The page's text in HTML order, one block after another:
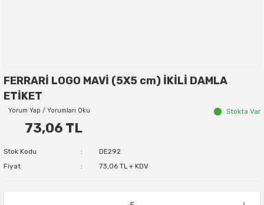
FERRARİ LOGO MAVİ (5X5 cm) İKİLİ DAMLA
ETİKET
Yorum Yap / Yorumları Oku Stokta Var
73,06 TL
Stok Kodu
DE292
Fiyat
73,06 TL + KDV